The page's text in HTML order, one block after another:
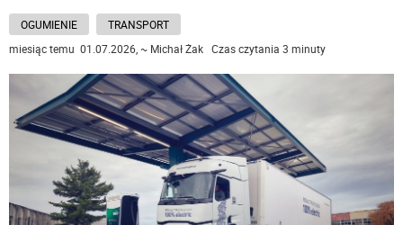
OGUMIENIE
TRANSPORT
miesiąc temu 01.07.2026, ~ Michał Żak Czas czytania 3 minuty